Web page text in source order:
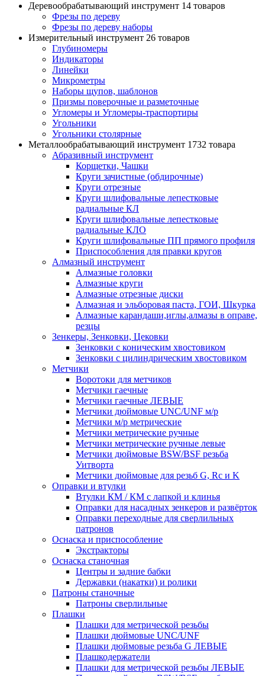
Деревообрабатывающий инструмент 14 товаров
Фрезы по дереву
Фрезы по дереву наборы
Измерительный инструмент 26 товаров
Глубиномеры
Индикаторы
Линейки
Микрометры
Наборы щупов, шаблонов
Призмы поверочные и разметочные
Угломеры и Угломеры-траспортиры
Угольники
Угольники столярные
Металлообрабатывающий инструмент 1732 товара
Абразивный инструмент
Корщетки, Чашки
Круги зачистные (обдирочные)
Круги отрезные
Круги шлифовальные лепестковые
радиальные КЛ
Круги шлифовальные лепестковые
радиальные КЛО
Круги шлифовальные ПП прямого профиля
Приспособления для правки кругов
Алмазный инструмент
Алмазные головки
Алмазные круги
Алмазные отрезные диски
Алмазная и эльборовая паста, ГОИ, Шкурка
Алмазные карандаши,иглы,алмазы в оправе,
резцы
Зенкеры, Зенковки, Цековки
Зенковки с коническим хвостовиком
Зенковки с цилиндрическим хвостовиком
Метчики
Воротоки для метчиков
Метчики гаечные
Метчики гаечные ЛЕВЫЕ
Метчики дюймовые UNC/UNF м/р
Метчики м/р метрические
Метчики метрические ручные
Метчики метрические ручные левые
Метчики дюймовые BSW/BSF резьба
Уитворта
Метчики дюймовые для резьб G, Rc и K
Оправки и втулки
Втулки КМ / КМ с лапкой и клинья
Оправки для насадных зенкеров и развёрток
Оправки переходные для сверлильных
патронов
Оснаска и приспособление
Экстракторы
Оснаска станочная
Центры и задние бабки
Державки (накатки) и ролики
Патроны станочные
Патроны сверлильные
Плашки
Плашки для метрической резьбы
Плашки дюймовые UNC/UNF
Плашки дюймовые резьба G ЛЕВЫЕ
Плашкодержатели
Плашки для метрической резьбы ЛЕВЫЕ